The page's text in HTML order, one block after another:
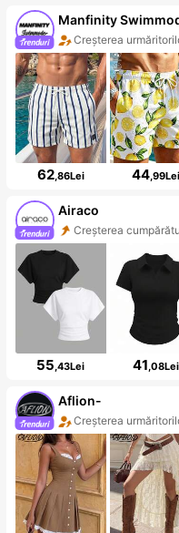
Manfinity
Creșterea
62,86Lei 44,99Lei
Airaco
Creșterea
55,43Lei 41,08Lei
Aflion-
Creșterea